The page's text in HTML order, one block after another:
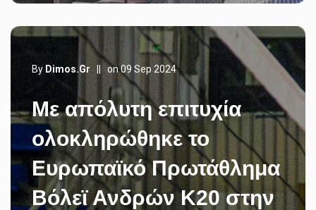
By Dimos.gr || on 09 Sep 2024
Με απόλυτη επιτυχία
ολοκληρώθηκε το
Ευρωπαϊκό Πρωτάθλημα
Βόλεϊ Ανδρών Κ20 στην